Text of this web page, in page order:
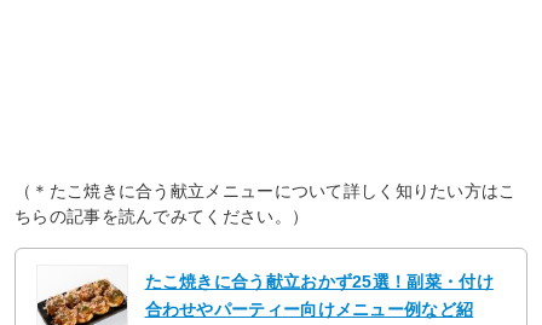
（＊たこ焼きに合う献立メニューについて詳しく知りたい方はこ
ちらの記事を読んでみてください。）
たこ焼きに合う献立おかず25選！副菜・付け
合わせやパーティー向けメニュー例など紹